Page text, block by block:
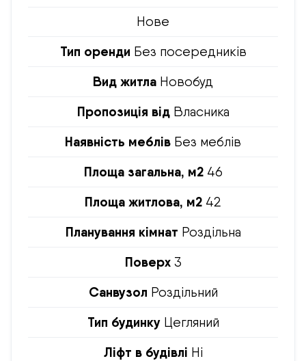
Нове
Тип оренди Без посередників
Вид житла Новобуд
Пропозиція відВласника
Наявність меблів Без меблів
Площа загальна, м246
Площа житлова, м2 42
Планування кімнат Роздільна
Поверх3
Санвузол Роздільний
Тип будинкуЦегляний
Ліфт в будівлі Ні